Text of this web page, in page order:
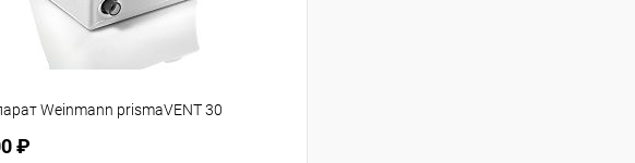
Weinmann prismaVENT 30
₽